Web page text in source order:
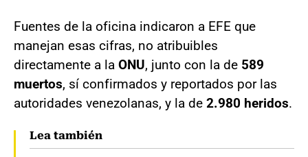
Fuentes de la oficina indicaron a EFE que
manejan esas cifras, no atribuibles
directamente a la ONU, junto con la de 589
muertos, sí confirmados y reportados por las
autoridades venezolanas, y la de 2.980 heridos.
Lea también